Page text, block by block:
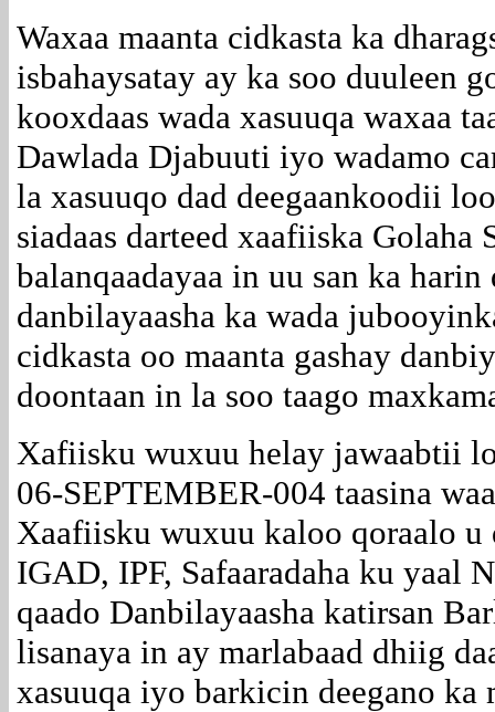
Waxaa maanta cidkasta ka
isbahaysatay ay ka soo duuleen
kooxdaas wada xasuuqa waxaa
Dawlada Djabuuti iyo wadamo
la xasuuqo dad deegaankoodii
siadaas darteed xaafiiska
balanqaadayaa in uu san ka
danbilayaasha ka wada
cidkasta oo maanta gashay
doontaan in la soo taago
Xafiisku wuxuu helay jawaabtii
06-SEPTEMBER-004 taasina
Xaafiisku wuxuu kaloo qoraalo u
IGAD, IPF, Safaaradaha ku yaal
qaado Danbilayaasha katirsan
lisanaya in ay marlabaad dhiig
xasuuqa iyo barkicin deegano ka